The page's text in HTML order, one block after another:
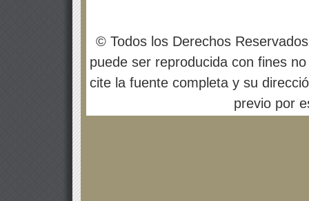
© Todos los Derechos
puede ser reproducida con fines
cite la fuente completa y su
previo por